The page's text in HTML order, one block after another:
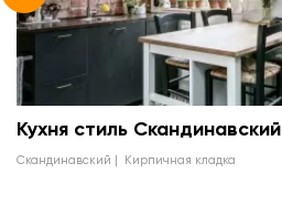
Кухня стиль Скандинавский
скандинавский кирпичная кладка